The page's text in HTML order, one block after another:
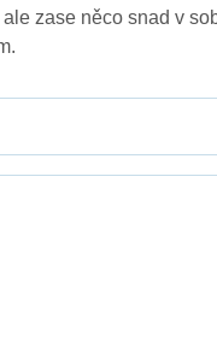
zase něco snad v